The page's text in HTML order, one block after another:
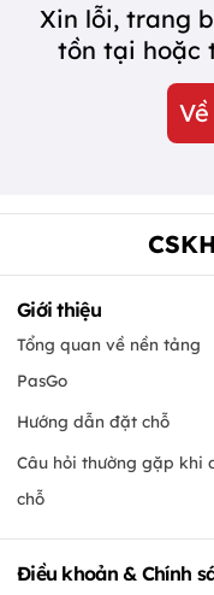
Xin lỗi, trang
tồn tại hoặc
CSKH
Giới thiệu
Tổng quan về nền tảng
PasGo
Hướng dẫn đặt chỗ
Câu hỏi thường gặp khi
chỗ
Điều khoản & Chính